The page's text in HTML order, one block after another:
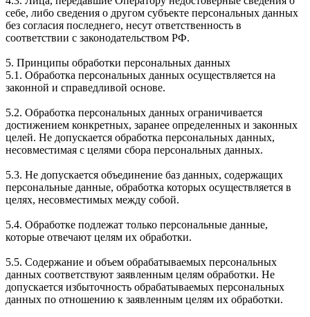
себе, либо сведения о другом субъекте персональных данных
без согласия последнего, несут ответственность в
соответствии с законодательством РФ.
5. Принципы обработки персональных данных
5.1. Обработка персональных данных осуществляется на
законной и справедливой основе.
5.2. Обработка персональных данных ограничивается
достижением конкретных, заранее определенных и законных
целей. Не допускается обработка персональных данных,
несовместимая с целями сбора персональных данных.
5.3. Не допускается объединение баз данных, содержащих
персональные данные, обработка которых осуществляется в
целях, несовместимых между собой.
5.4. Обработке подлежат только персональные данные,
которые отвечают целям их обработки.
5.5. Содержание и объем обрабатываемых персональных
данных соответствуют заявленным целям обработки. Не
допускается избыточность обрабатываемых персональных
данных по отношению к заявленным целям их обработки.